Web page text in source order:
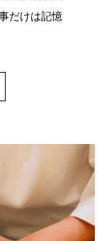
だけは記憶